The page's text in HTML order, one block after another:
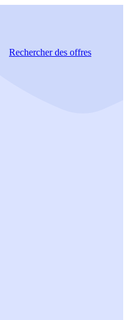
Rechercherdes offres